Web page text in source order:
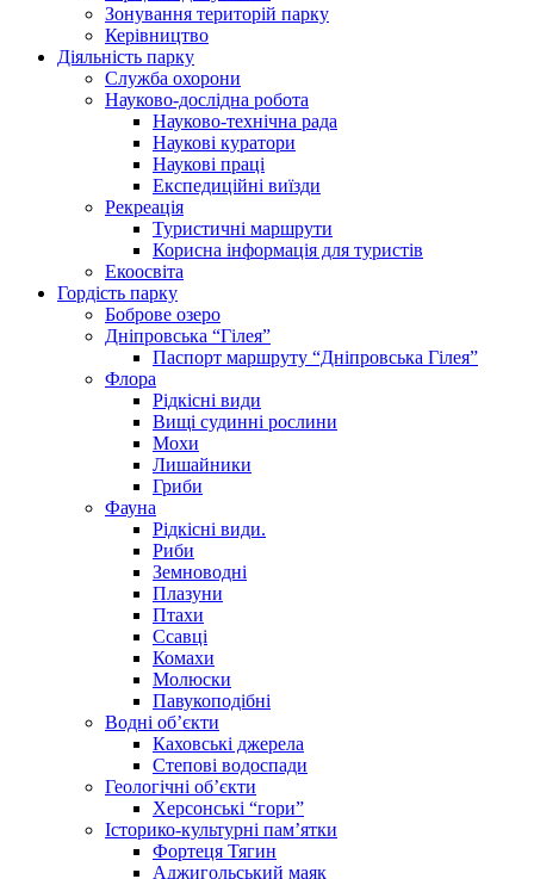
Зонування територій парку
Керівництво
Діяльність парку
Служба охорони
Науково-дослідна робота
Науково-технічна рада
Наукові куратори
Наукові праці
Експедиційні виїзди
Рекреація
Туристичні маршрути
Корисна інформація для туристів
Екоосвіта
Гордість парку
Боброве озеро
Дніпровська “Гілея”
Паспорт маршруту “Дніпровська Гілея”
Флора
Рідкісні види
Вищі судинні рослини
Мохи
Лишайники
Гриби
Фауна
Рідкісні види.
Риби
Земноводні
Плазуни
Птахи
Ссавці
Комахи
Молюски
Павукоподібні
Водні об’єкти
Каховські джерела
Степові водоспади
Геологічні об’єкти
Херсонські “гори”
Історико-культурні пам’ятки
Фортеця Тягин
Аджигольський маяк